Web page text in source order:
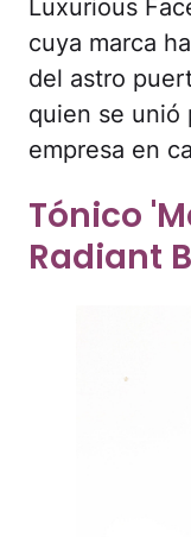
Luxurious
cuya marca
del astro
quien se unió
empresa en
Tónico
Radiant